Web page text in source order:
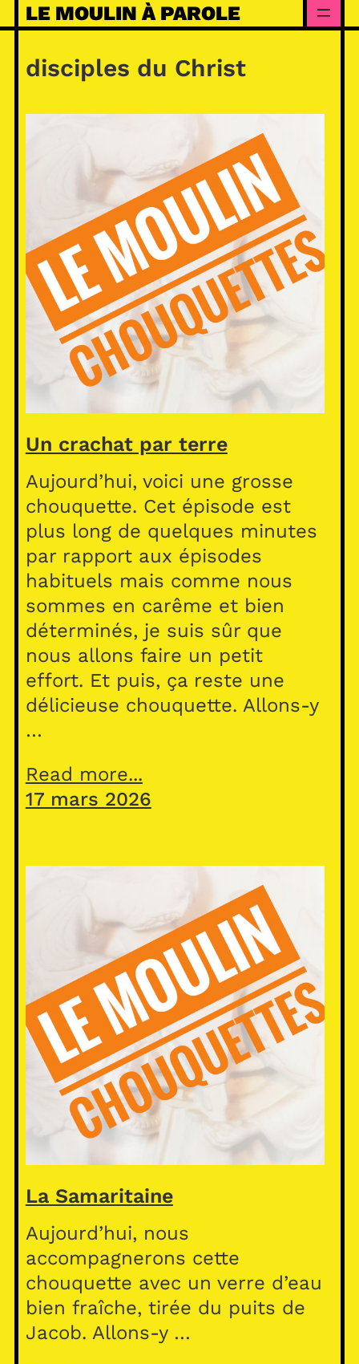
Skip
to
content
LE MOULIN À PAROLE
disciples du Christ
Un crachat par terre
Aujourd’hui, voici une grosse
chouquette. Cet épisode est
plus long de quelques minutes
par rapport aux épisodes
habituels mais comme nous
sommes en carême et bien
déterminés, je suis sûr que
nous allons faire un petit
effort. Et puis, ça reste une
délicieuse chouquette. Allons-y
…
Read more...
17 mars 2026
La Samaritaine
Aujourd’hui, nous
accompagnerons cette
chouquette avec un verre d’eau
bien fraîche, tirée du puits de
Jacob. Allons-y …